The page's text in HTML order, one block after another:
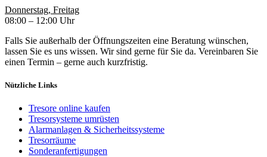
Donnerstag, Freitag
08:00 – 12:00 Uhr
Falls Sie außerhalb der Öffnungszeiten eine Beratung wünschen,
lassen Sie es uns wissen. Wir sind gerne für Sie da. Vereinbaren Sie
einen Termin – gerne auch kurzfristig.
Nützliche Links
Tresore online kaufen
Tresorsysteme umrüsten
Alarmanlagen & Sicherheitssysteme
Tresorräume
Sonderanfertigungen